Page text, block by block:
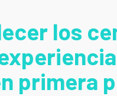
los
primera